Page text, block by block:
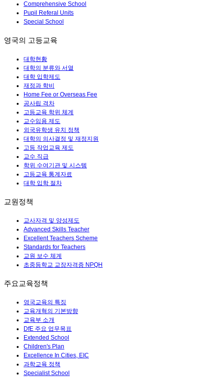
Comprehensive School
Pupil Referal Units
Special School
영국의 고등교육
대학현황
대학의 분류와 서열
대학 입학제도
재정과 학비
Home Fee or Overseas Fee
공사립 격차
고등교육 학위 체계
교수임용 제도
외국유학생 유치 정책
대학의 의사결정 및 재정지원
고등 작업교육 제도
교수 직급
학위 수여기관 및 시스템
고등교육 통계자료
대학 입학 절차
교원정책
교사자격 및 양성제도
Advanced Skills Teacher
Excellent Teachers Scheme
Standards for Teachers
교원 보수 체계
초중등학교 교장자격증 NPQH
주요교육정책
영국교육의 특징
교육개혁의 기본방향
교육부 소개
DfE 주요 업무목표
Extended School
Children's Plan
Excellence In Cities, EIC
과학교육 정책
Specialist School